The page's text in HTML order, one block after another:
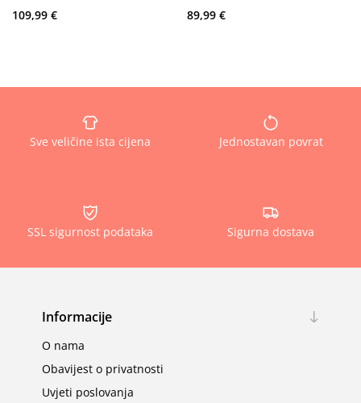
109,99 €
89,99 €
Sve veličine ista cijena Jednostavan povrat
SSL sigurnost podataka Sigurna dostava
Informacije
O nama
Obavijest o privatnosti
Uvjeti poslovanja